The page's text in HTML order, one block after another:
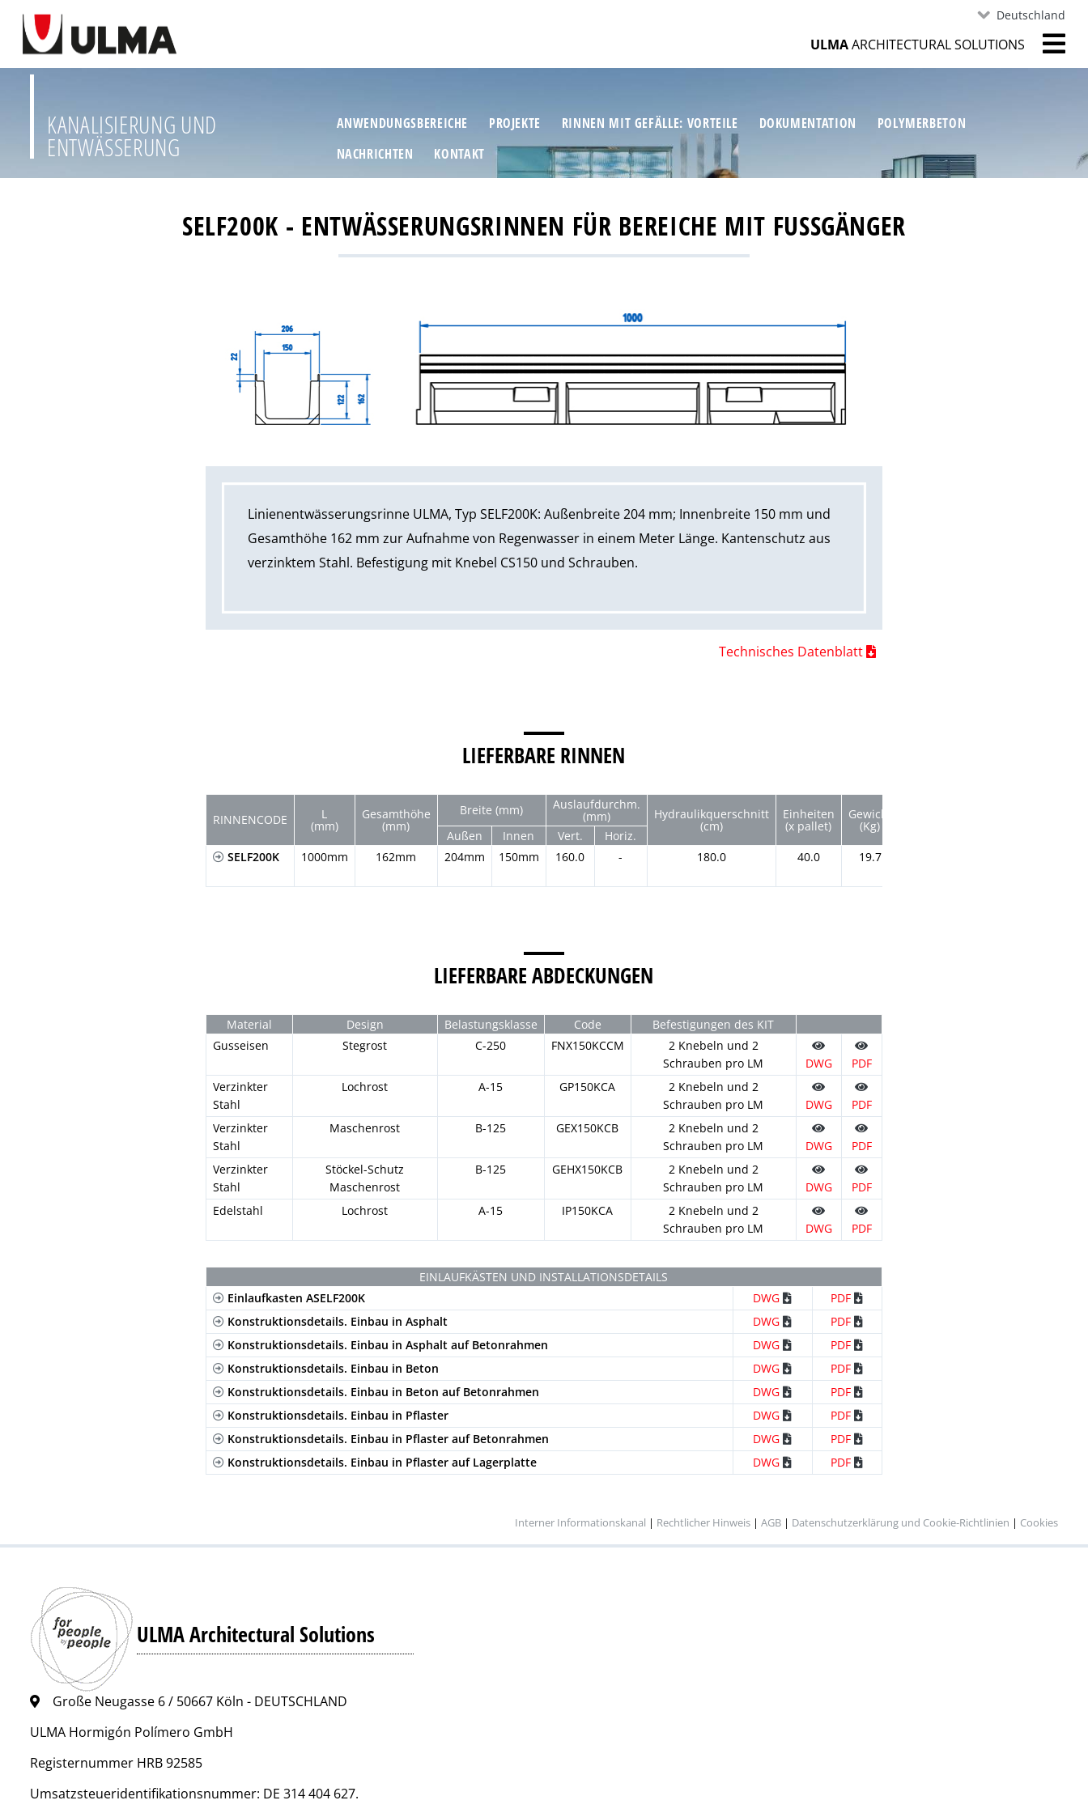
Deutschland
ULMAARCHITECTURAL SOLUTIONS
KANALISIERUNG UND
ENTWÄSSERUNG
ANWENDUNGSBEREICHE PROJEKTE RINNEN MIT GEFÄLLE: VORTEILE DOKUMENTATION
POLYMERBETON
NACHRICHTEN
KONTAKT
SELF200K - ENTWÄSSERUNGSRINNEN FÜR BEREICHE MIT FUSSGÄNGER
Linienentwässerungsrinne ULMA, Typ SELF200K: Außenbreite 204 mm; Innenbreite 150 mm und
Gesamthöhe 162 mm zur Aufnahme von Regenwasser in einem Meter Länge. Kantenschutz aus
verzinktem Stahl. Befestigung mit Knebel CS150 und Schrauben.
Technisches Datenblatt
LIEFERBARE RINNEN
RINNENCODE L
(mm)
Gesamthöhe
(mm)
Breite (mm) Auslaufdurchm.
(mm) Hydraulikquerschnitt
(cm)
Einheiten
(x pallet)
Gewicht
(Kg)
Außen Innen Vert.
Horiz.
SELF200K
1000mm 162mm 204mm 150mm 160.0 - 180.0 40.0 19.7
LIEFERBARE ABDECKUNGEN
Material Design Belastungsklasse Code
Befestigungen des KIT
Gusseisen
Stegrost C-250 FNX150KCCM
2 Knebeln und 2
Schrauben pro LM
DWG
PDF
Verzinkter
Stahl
Lochrost A-15 GP150KCA
2 Knebeln und 2
Schrauben pro LM
DWG
PDF
Verzinkter
Stahl
Maschenrost B-125 GEX150KCB
2 Knebeln und 2
Schrauben pro LM
DWG
PDF
Verzinkter
Stahl
Stöckel-Schutz
Maschenrost
B-125 GEHX150KCB
2 Knebeln und 2
Schrauben pro LM
DWG
PDF
Edelstahl
Lochrost A-15 IP150KCA
2 Knebeln und 2
Schrauben pro LM
DWG PDF
EINLAUFKÄSTEN UND INSTALLATIONSDETAILS
Einlaufkasten ASELF200K
DWG
PDF
Konstruktionsdetails. Einbau in Asphalt
DWG
PDF
Konstruktionsdetails. Einbau in Asphalt auf Betonrahmen
DWG
PDF
Konstruktionsdetails. Einbau in Beton
DWG
PDF
Konstruktionsdetails. Einbau in Beton auf Betonrahmen
DWG
PDF
Konstruktionsdetails. Einbau in Pflaster
DWG
PDF
Konstruktionsdetails. Einbau in Pflaster auf Betonrahmen
DWG
PDF
Konstruktionsdetails. Einbau in Pflaster auf Lagerplatte
DWG PDF
Interner Informationskanal | Rechtlicher Hinweis | AGB | Datenschutzerklärung und Cookie-Richtlinien | Cookies
ULMA Architectural Solutions
Große Neugasse 6 / 50667 Köln - DEUTSCHLAND
ULMA Hormigón Polímero GmbH
Registernummer HRB 92585
Umsatzsteueridentifikationsnummer: DE 314 404 627.